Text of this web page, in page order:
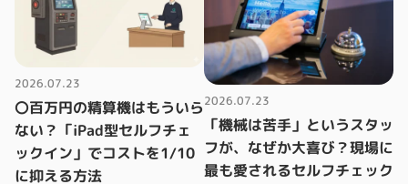
2026.07.23
〇百万円の精算機はもういら
ない？「iPad型セルフチェ
ックイン」でコストを1/10
に抑える方法
2026.07.23
「機械は苦手」というスタッ
フが、なぜか大喜び？現場に
最も愛されるセルフチェック